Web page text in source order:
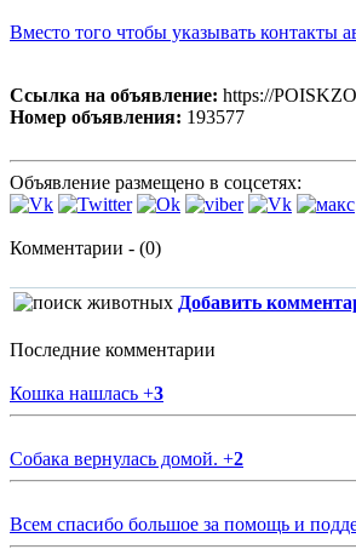
Вместо того чтобы указывать контакты
Ссылка на объявление: https://
Номер объявления: 193577
Объявление размещено в соцсетях:
Комментарии - (0)
Добавить
Последние комментарии
Кошка нашлась +3
Собака вернулась домой. +2
Всем спасибо большое за помощь и